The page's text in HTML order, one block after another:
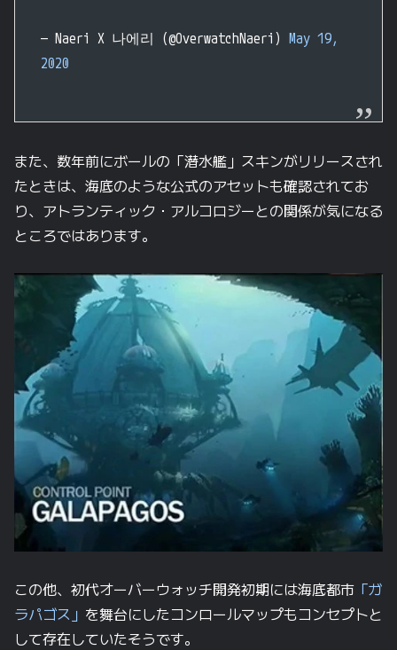
— Naeri X 나에리 (@OverwatchNaeri) May 19,
2020
また、数年前にボールの「潜水艦」スキンがリリースされ
たときは、海底のような公式のアセットも確認されてお
り、アトランティック・アルコロジーとの関係が気になる
ところではあります。
この他、初代オーバーウォッチ開発初期には海底都市 「ガ
ラパゴス」 を舞台にしたコンロールマップもコンセプトと
して存在していたそうです。